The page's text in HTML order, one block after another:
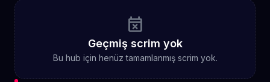
event_busy
Geçmiş scrim yok
Bu hub için henüz tamamlanmış scrim yok.